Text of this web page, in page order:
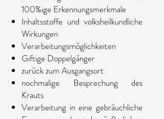
100%ige Erkennungsmerkmale
Inhaltsstoffe und volksheilkundliche
Wirkungen
Verarbeitungsmöglichkeiten
Giftige Doppelgänger
zurück zum Ausgangsort
nochmalige Besprechung des
Krauts
Verarbeitung in eine gebräuchliche